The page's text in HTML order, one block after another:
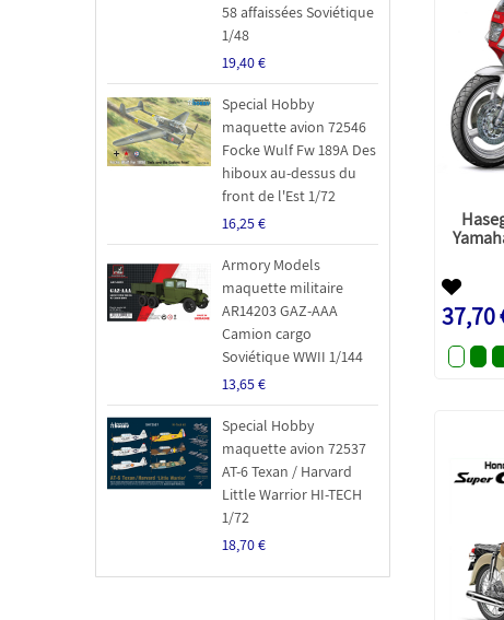
58 affaissées Soviétique
1/48
19,40 €
Special Hobby
maquette avion 72546
Focke Wulf Fw 189A Des
hiboux au-dessus du
front de l'Est 1/72
16,25 €
Armory Models
maquette militaire
AR14203 GAZ-AAA
Camion cargo
Soviétique WWII 1/144
13,65 €
Special Hobby
maquette avion 72537
AT-6 Texan / Harvard
Little Warrior HI-TECH
1/72
18,70 €
37,70